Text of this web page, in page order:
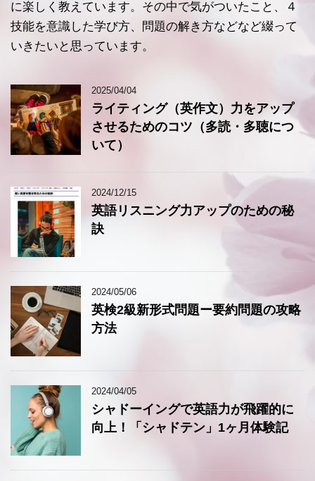
に楽しく教えています。その中で気がついたこと、４
技能を意識した学び方、問題の解き方などなど綴って
いきたいと思っています。
2025/04/04
ライティング（英作文）力をアップ
させるためのコツ（多読・多聴につ
いて）
2024/12/15
英語リスニング力アップのための秘
訣
2024/05/06
英検2級新形式問題ー要約問題の攻略
方法
2024/04/05
シャドーイングで英語力が飛躍的に
向上！「シャドテン」1ヶ月体験記